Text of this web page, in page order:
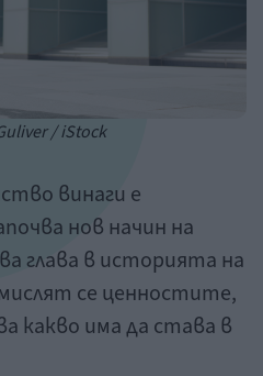
/ iStock
винаги е
нов начин на
глава в историята на
се ценностите,
какво има да става в